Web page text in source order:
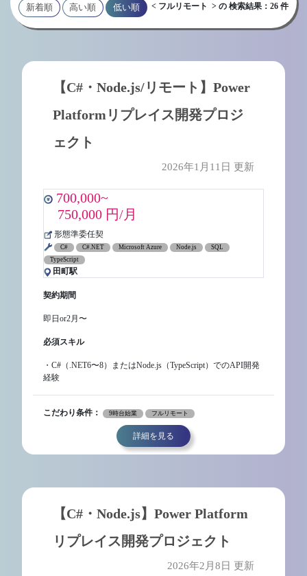
新着順
高い順
低い順 < フルリモート > の 検索結果：26 件
【C#・Node.js/リモート】Power
Platformリプレイス開発プロジ
ェクト
2026年1月11日 更新
700,000~
750,000 円/月
形態準委任契
C# C#.NET Microsoft Azure Node.js
SQL
TypeScript
田町駅
契約期間
即日or2月〜
必須スキル
・C#（.NET6〜8）またはNode.js（TypeScript）でのAPI開発
経験
こだわり条件： 9時台始業 フルリモート
詳細を見る
【C#・Node.js】Power Platform
リプレイス開発プロジェクト
2026年2月8日 更新